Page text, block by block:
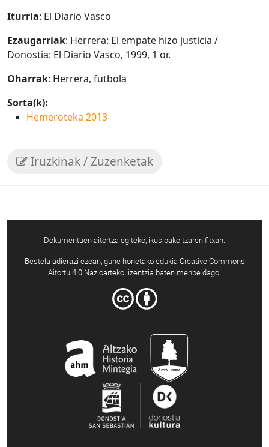
Iturria: El Diario Vasco
Ezaugarriak: Herrera: El empate hizo justicia /
Donostia: El Diario Vasco, 1999, 1 or.
Oharrak: Herrera, futbola
Sorta(k):
Hemeroteka 2013
Iruzkinak / Zuzenketak
Dokumentuen aitortza egiteko, ikus bakoitzaren fitxan.
Bestela adierazi ezean, gune honetako edukia Creative Commons
Aitortu 4.0 Nazioarteko lizentzia baten menpe dago.